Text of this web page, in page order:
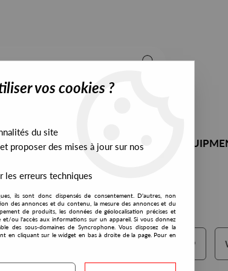
PRESALES EXCLUSIVES DJ
WEEK #09
vos cookies ?
du site
proposer des mises à jour sur nos
erreurs techniques
ils sont donc dispensés de consentement. D'autres, non
des annonces et du contenu, la mesure des annonces et du
de produits, les données de géolocalisation précises et
ou l'accès aux informations sur un appareil. Si vous donnez
des sous-domaines de Syncrophone. Vous disposez de la
en cliquant sur le widget en bas à droite de la page. Pour en